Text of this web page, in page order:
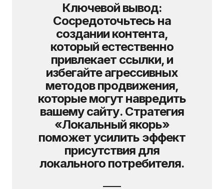
Ключевой вывод:
Сосредоточьтесь на
создании контента,
который естественно
привлекает ссылки, и
избегайте агрессивных
методов продвижения,
которые могут навредить
вашему сайту. Стратегия
«Локальный якорь»
поможет усилить эффект
присутствия для
локального потребителя.